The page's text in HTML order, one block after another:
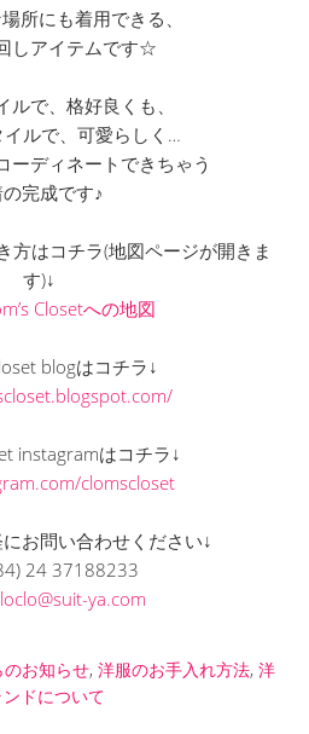
所にも着用できる、
しアイテムです☆
ルで、格好良くも、
イルで、可愛らしく…
ーディネートできちゃう
完成です♪
方はコチラ(地図ページが開きま
す)↓
Closetへの地図
blogはコチラ↓
instagramはコチラ↓
clomscloset
お問い合わせください↓
24 37188233
ya.com
お知らせ, 洋服のお手入れ方法, 洋
ドについて